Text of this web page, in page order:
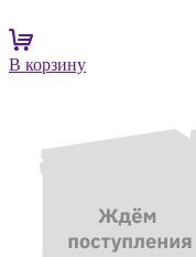
В корзину